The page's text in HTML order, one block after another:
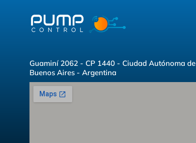
Guaminí 2062 - CP 1440 - Ciudad Autónoma de
Buenos Aires - Argentina